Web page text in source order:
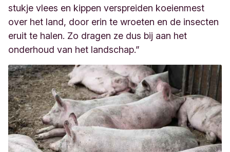
stukje vlees en kippen verspreiden koeienmest
over het land, door erin te wroeten en de insecten
eruit te halen. Zo dragen ze dus bij aan het
onderhoud van het landschap.”